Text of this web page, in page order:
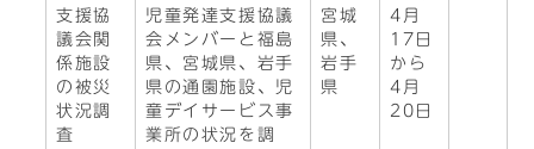
支援協
議会関
係施設
の被災
状況調
査
児童発達支援協議
会メンバーと福島
県、宮城県、岩手
県の通園施設、児
童デイサービス事
業所の状況を調
宮城
県、
岩手
県
4月
17日
から
4月
20日